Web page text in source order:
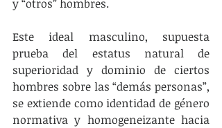
y “otros” hombres.
Este ideal masculino, supuesta
prueba del estatus natural de
superioridad y dominio de ciertos
hombres sobre las “demás personas”,
se extiende como identidad de género
normativa y homogeneizante hacia